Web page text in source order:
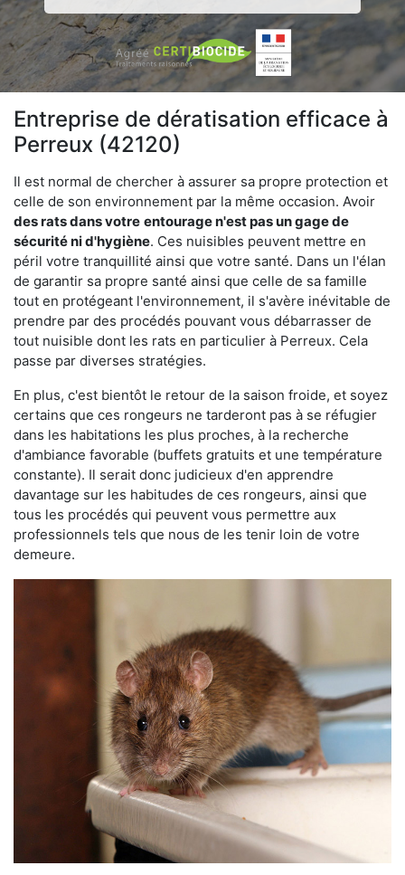
Entreprise de dératisation efficace à
Perreux (42120)
Il est normal de chercher à assurer sa propre protection et
celle de son environnement par la même occasion. Avoir
des rats dans votre entourage n'est pas un gage de
sécurité ni d'hygiène. Ces nuisibles peuvent mettre en
péril votre tranquillité ainsi que votre santé. Dans un l'élan
de garantir sa propre santé ainsi que celle de sa famille
tout en protégeant l'environnement, il s'avère inévitable de
prendre par des procédés pouvant vous débarrasser de
tout nuisible dont les rats en particulier à Perreux. Cela
passe par diverses stratégies.
En plus, c'est bientôt le retour de la saison froide, et soyez
certains que ces rongeurs ne tarderont pas à se réfugier
dans les habitations les plus proches, à la recherche
d'ambiance favorable (buffets gratuits et une température
constante). Il serait donc judicieux d'en apprendre
davantage sur les habitudes de ces rongeurs, ainsi que
tous les procédés qui peuvent vous permettre aux
professionnels tels que nous de les tenir loin de votre
demeure.